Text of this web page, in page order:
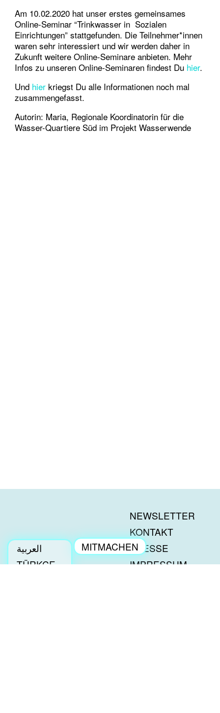
MITMACHEN
ENGAGEMENT
Am 10.02.2020 hat unser erstes gemeinsames
Online-Seminar “Trinkwasser in Sozialen
Einrichtungen” stattgefunden. Die Teilnehmer*innen
waren sehr interessiert und wir werden daher in
Zukunft weitere Online-Seminare anbieten. Mehr
Infos zu unseren Online-Seminaren findest Du hier.
Und hier kriegst Du alle Informationen noch mal
zusammengefasst.
Autorin: Maria, Regionale Koordinatorin für die
Wasser-Quartiere Süd im Projekt Wasserwende
العربية
TÜRKÇE
NEWSLETTER
KONTAKT
PRESSE
IMPRESSUM